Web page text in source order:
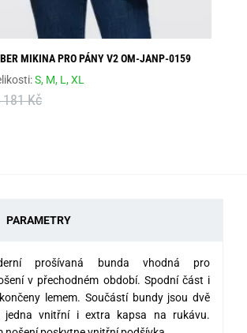
MIKINA PRO PÁNY V2 OM-JANP-0159
S, M, L,XL
181 Kč
PARAMETRY
prošívaná bunda vhodná pro
v přechodném období. Spodní část i
lemem. Součástí bundy jsou dvě
jedna vnitřní i extra kapsa na rukávu.